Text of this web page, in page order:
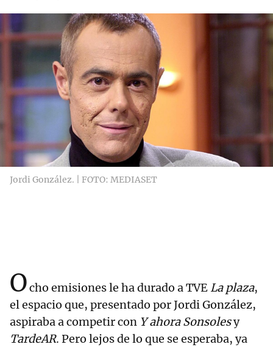
Jordi González. | FOTO: MEDIASET
Ocho emisiones le ha durado a TVE La plaza,
el espacio que, presentado por Jordi González,
aspiraba a competir con Y ahora Sonsolesy
TardeAR. Pero lejos de lo que se esperaba, ya